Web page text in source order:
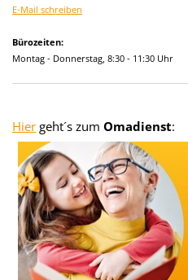
E-Mail schreiben
Bürozeiten:
Montag - Donnerstag, 8:30 - 11:30 Uhr
Hier geht´s zum Omadienst: